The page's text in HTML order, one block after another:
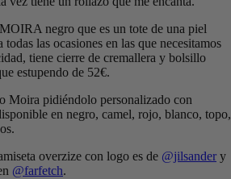
negro que es un tote de una piel
todas las ocasiones en las que necesitamos
tiene cierre de cremallera y bolsillo
estupendo de 52€.
Moira pidiéndolo personalizado con
en negro, camel, rojo, blanco, topo,
overzize con logo es de @jilsander y
@farfetch.